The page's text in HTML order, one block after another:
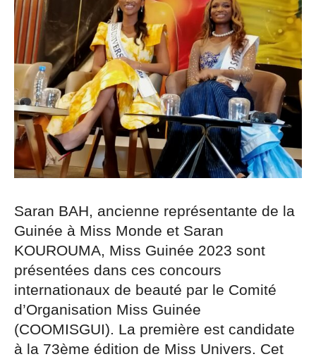
Saran BAH, ancienne représentante de la
Guinée à Miss Monde et Saran
KOUROUMA, Miss Guinée 2023 sont
présentées dans ces concours
internationaux de beauté par le Comité
d’Organisation Miss Guinée
(COOMISGUI). La première est candidate
à la 73ème édition de Miss Univers. Cet